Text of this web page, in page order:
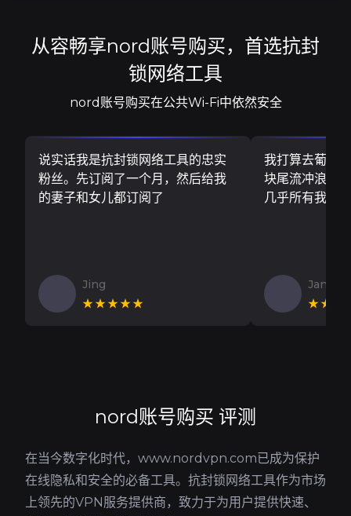
从容畅享nord账号购买，首选抗封
锁网络工具
nord账号购买在公共Wi-Fi中依然安全
说实话我是抗封锁网络工具的忠实
粉丝。先订阅了一个月，然后给我
的妻子和女儿都订阅了
Jing
★★★★★
我打算去葡萄
块尾流冲浪板
几乎所有我需
Jan V
nord账号购买 评测
在当今数字化时代，www.nordvpn.com已成为保护
在线隐私和安全的必备工具。抗封锁网络工具作为市场
上领先的VPN服务提供商，致力于为用户提供快速、